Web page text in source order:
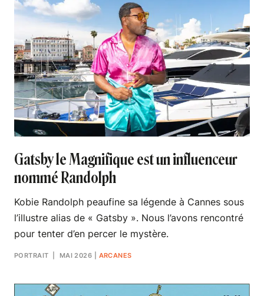
Gatsby le Magnifique est un influenceur
nommé Randolph
Kobie Randolph peaufine sa légende à Cannes sous
l’illustre alias de « Gatsby ». Nous l’avons rencontré
pour tenter d’en percer le mystère.
PORTRAIT | MAI 2026 ARCANES